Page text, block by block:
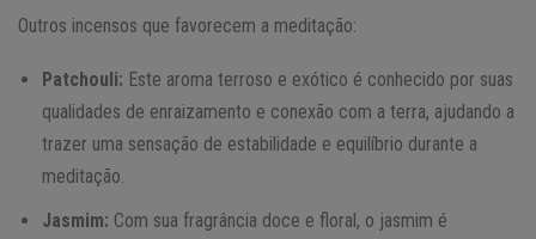
Outros incensos que favorecem a meditação:
Patchouli: Este aroma terroso e exótico é conhecido por suas
qualidades de enraizamento e conexão com a terra, ajudando a
trazer uma sensação de estabilidade e equilíbrio durante a
meditação.
Jasmim: Com sua fragrância doce e floral, o jasmim é